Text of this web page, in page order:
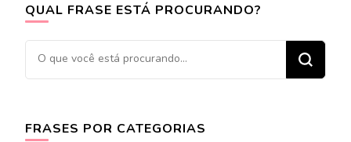
QUAL FRASE ESTÁ PROCURANDO?
Procurando
algo?
FRASES POR CATEGORIAS